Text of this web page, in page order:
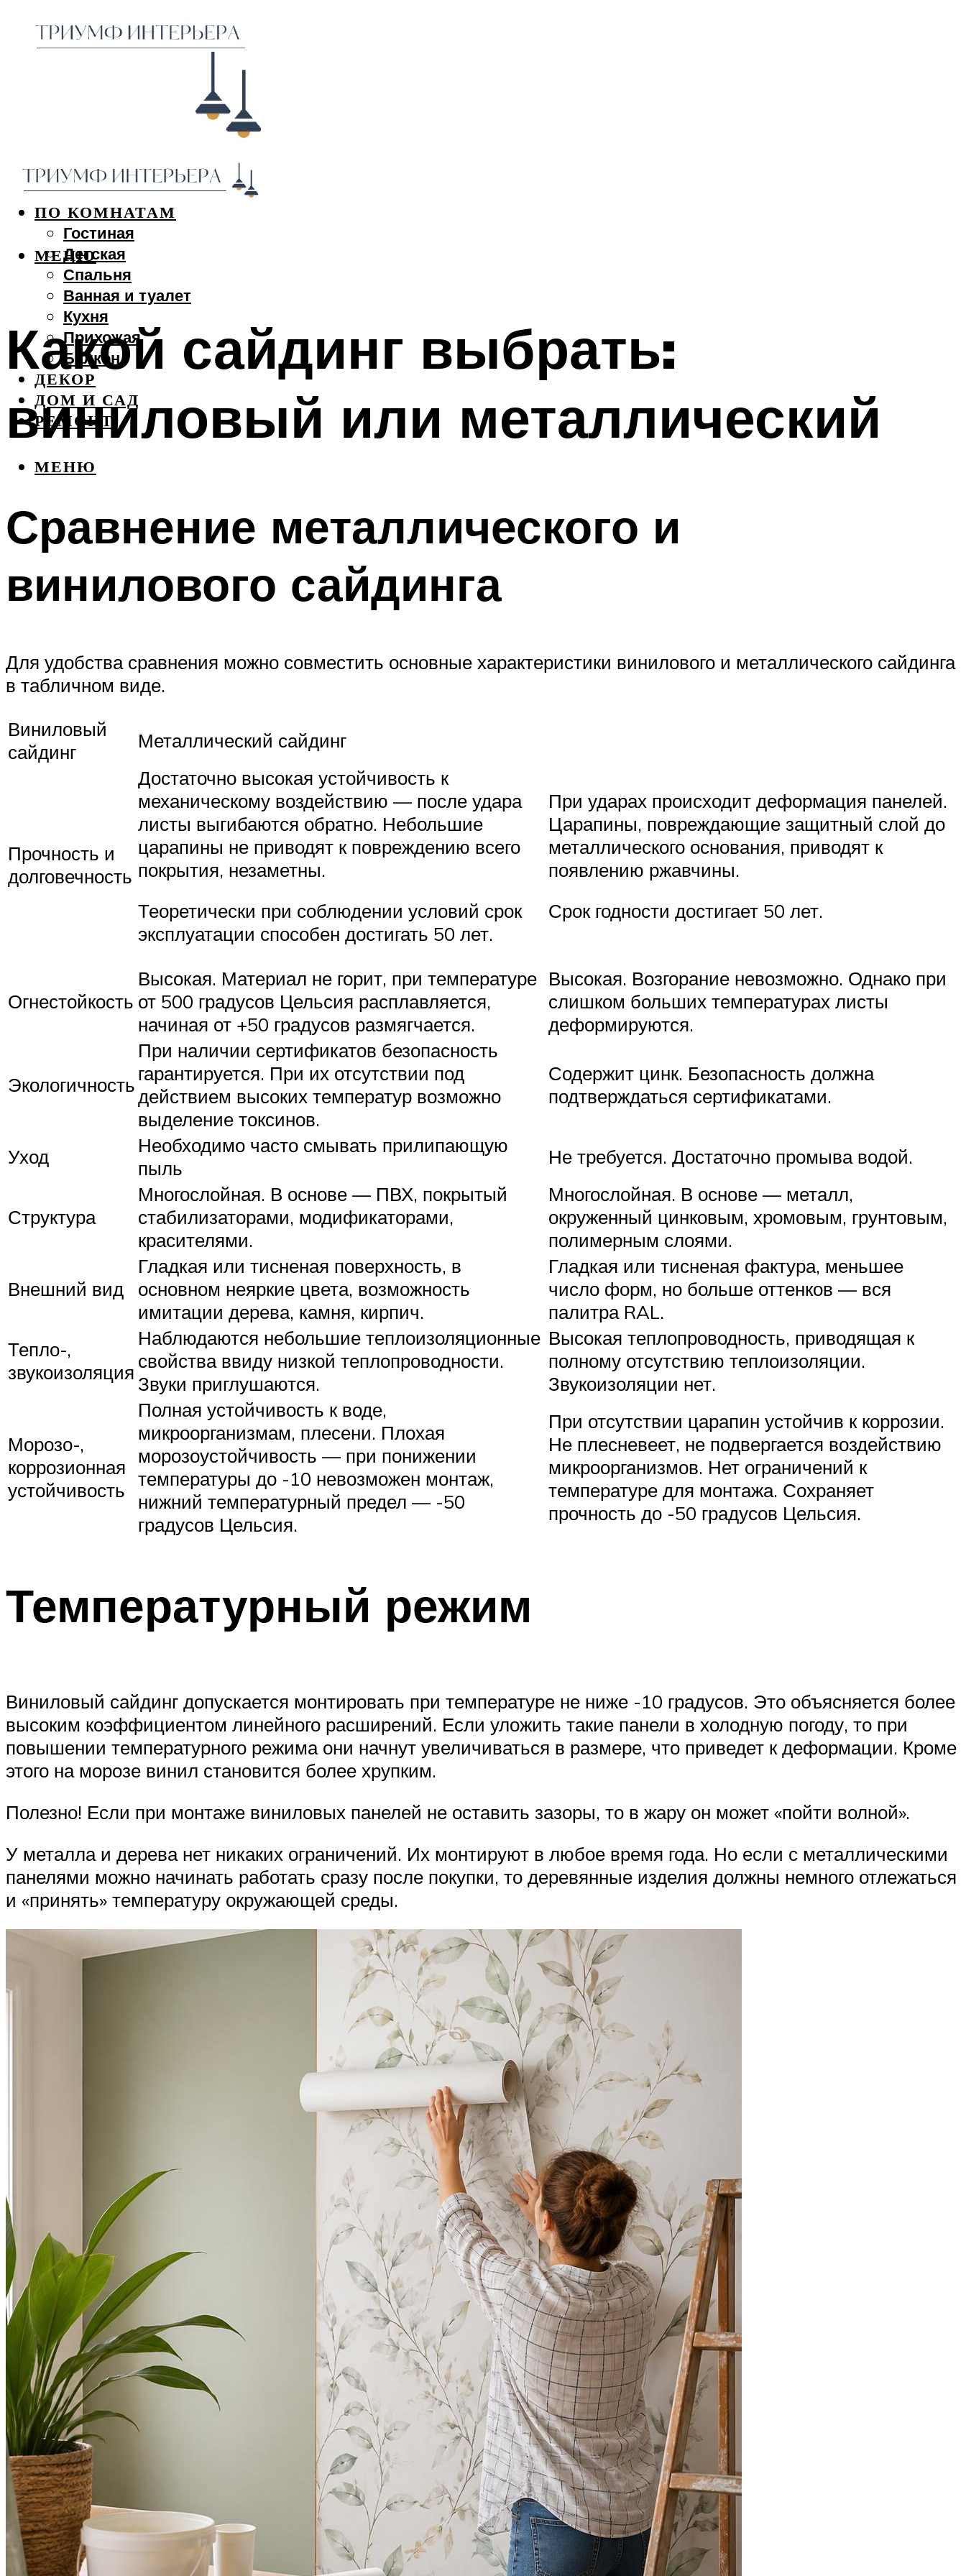
ДИЗАЙН ИНТЕРЬЕРА
ПО КОМНАТАМ
Гостиная
Детская
Спальня
Ванная и туалет
Кухня
Прихожая
Балкон
ДЕКОР
ДОМ И САД
РЕМОНТ
МЕНЮ
МЕНЮ
Какой сайдинг выбрать:
виниловый или металлический
Сравнение металлического и
винилового сайдинга
Для удобства сравнения можно совместить основные характеристики винилового и металлического сайдинга
в табличном виде.
Виниловый
сайдинг
Металлический сайдинг
Прочность и
долговечность
Достаточно высокая устойчивость к
механическому воздействию — после удара
листы выгибаются обратно. Небольшие
царапины не приводят к повреждению всего
покрытия, незаметны.
Теоретически при соблюдении условий срок
эксплуатации способен достигать 50 лет.
При ударах происходит деформация панелей.
Царапины, повреждающие защитный слой до
металлического основания, приводят к
появлению ржавчины.
Срок годности достигает 50 лет.
Огнестойкость
Высокая. Материал не горит, при температуре
от 500 градусов Цельсия расплавляется,
начиная от +50 градусов размягчается.
Высокая. Возгорание невозможно. Однако при
слишком больших температурах листы
деформируются.
Экологичность
При наличии сертификатов безопасность
гарантируется. При их отсутствии под
действием высоких температур возможно
выделение токсинов.
Содержит цинк. Безопасность должна
подтверждаться сертификатами.
Уход
Необходимо часто смывать прилипающую
пыль
Не требуется. Достаточно промыва водой.
Структура
Многослойная. В основе — ПВХ, покрытый
стабилизаторами, модификаторами,
красителями.
Многослойная. В основе — металл,
окруженный цинковым, хромовым, грунтовым,
полимерным слоями.
Внешний вид
Гладкая или тисненая поверхность, в
основном неяркие цвета, возможность
имитации дерева, камня, кирпич.
Гладкая или тисненая фактура, меньшее
число форм, но больше оттенков — вся
палитра RAL.
Тепло-,
звукоизоляция
Наблюдаются небольшие теплоизоляционные
свойства ввиду низкой теплопроводности.
Звуки приглушаются.
Высокая теплопроводность, приводящая к
полному отсутствию теплоизоляции.
Звукоизоляции нет.
Морозо-,
коррозионная
устойчивость
Полная устойчивость к воде,
микроорганизмам, плесени. Плохая
морозоустойчивость — при понижении
температуры до -10 невозможен монтаж,
нижний температурный предел — -50
градусов Цельсия.
При отсутствии царапин устойчив к коррозии.
Не плесневеет, не подвергается воздействию
микроорганизмов. Нет ограничений к
температуре для монтажа. Сохраняет
прочность до -50 градусов Цельсия.
Температурный режим
Виниловый сайдинг допускается монтировать при температуре не ниже -10 градусов. Это объясняется более
высоким коэффициентом линейного расширений. Если уложить такие панели в холодную погоду, то при
повышении температурного режима они начнут увеличиваться в размере, что приведет к деформации. Кроме
этого на морозе винил становится более хрупким.
Полезно! Если при монтаже виниловых панелей не оставить зазоры, то в жару он может «пойти волной».
У металла и дерева нет никаких ограничений. Их монтируют в любое время года. Но если с металлическими
панелями можно начинать работать сразу после покупки, то деревянные изделия должны немного отлежаться
и «принять» температуру окружающей среды.